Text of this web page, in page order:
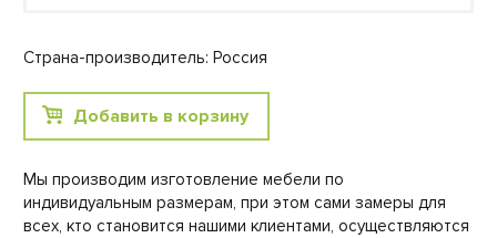
Страна-производитель: Россия
Добавить в корзину
Мы производим изготовление мебели по
индивидуальным размерам, при этом сами замеры для
всех, кто становится нашими клиентами, осуществляются